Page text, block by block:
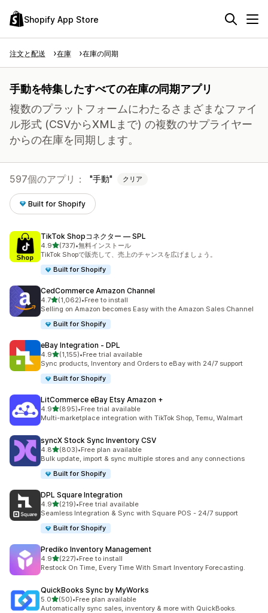
Shopify App Store
注文と配送 在庫 在庫の同期
手動を特集したすべての在庫の同期アプリ
複数のプラットフォームにわたるさまざまなファイ
ル形式 (CSVからXMLまで) の複数のサプライヤー
からの在庫を同期します。
597個のアプリ： 手動 クリア
Built for Shopify
TikTok Shopコネクター — SPL
4.95つ星中
(737)
合計レビュー数：737件
•無料インストール
TikTok Shopで販売して、売上のチャンスを広げましょう。
Built for Shopify
CedCommerce Amazon Channel
4.75つ星中
(1,062)
合計レビュー数：1062件
•Free to install
Selling on Amazon becomes Easy with the Amazon Sales Channel
Built for Shopify
eBay Integration ‑ DPL
4.95つ星中
(1,155)
合計レビュー数：1155件
•Free trial available
Sync products, Inventory and Orders to eBay with 24/7 support
Built for Shopify
LitCommerce eBay Etsy Amazon +
4.95つ星中
(895)
合計レビュー数：895件
•Free trial available
Multi-marketplace integration with TikTok Shop, Temu, Walmart
syncX Stock Sync Inventory CSV
4.85つ星中
(803)
合計レビュー数：803件
•Free plan available
Bulk update, import & sync multiple stores and any connections
Built for Shopify
DPL Square Integration
4.95つ星中
(219)
合計レビュー数：219件
•Free trial available
Seamless Integration & Sync with Square POS - 24/7 support
Built for Shopify
Prediko Inventory Management
4.95つ星中
(227)
合計レビュー数：227件
•Free to install
Restock On Time, Every Time With Smart Inventory Forecasting.
QuickBooks Sync by MyWorks
5.05つ星中
(50)
合計レビュー数：50件
•Free plan available
Automatically sync sales, inventory & more with QuickBooks.